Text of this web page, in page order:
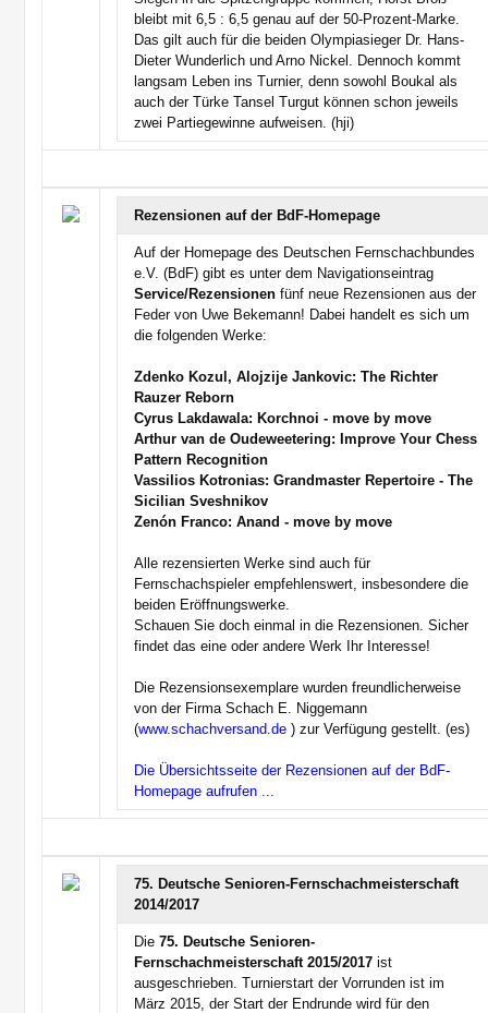
bleibt mit 6,5 : 6,5 genau auf der 50-Prozent-Marke.
Das gilt auch für die beiden Olympiasieger Dr. Hans-
Dieter Wunderlich und Arno Nickel. Dennoch kommt
langsam Leben ins Turnier, denn sowohl Boukal als
auch der Türke Tansel Turgut können schon jeweils
zwei Partiegewinne aufweisen. (hji)
Rezensionen auf der BdF-Homepage
Auf der Homepage des Deutschen Fernschachbundes
e.V. (BdF) gibt es unter dem Navigationseintrag
Service/Rezensionenfünf neue Rezensionen aus der
Feder von Uwe Bekemann! Dabei handelt es sich um
die folgenden Werke:
Zdenko Kozul, Alojzije Jankovic: The Richter
Rauzer Reborn
Cyrus Lakdawala: Korchnoi - move by move
Arthur van de Oudeweetering: Improve Your Chess
Pattern Recognition
Vassilios Kotronias: Grandmaster Repertoire - The
Sicilian Sveshnikov
Zenón Franco: Anand - move by move
Alle rezensierten Werke sind auch für
Fernschachspieler empfehlenswert, insbesondere die
beiden Eröffnungswerke.
Schauen Sie doch einmal in die Rezensionen. Sicher
findet das eine oder andere Werk Ihr Interesse!
Die Rezensionsexemplare wurden freundlicherweise
von der Firma Schach E. Niggemann
(www.schachversand.de ) zur Verfügung gestellt. (es)
Die Übersichtsseite der Rezensionen auf der BdF-
Homepage aufrufen ...
75. Deutsche Senioren-Fernschachmeisterschaft
2014/2017
Die 75. Deutsche Senioren-
Fernschachmeisterschaft 2015/2017 ist
ausgeschrieben. Turnierstart der Vorrunden ist im
März 2015, der Start der Endrunde wird für den